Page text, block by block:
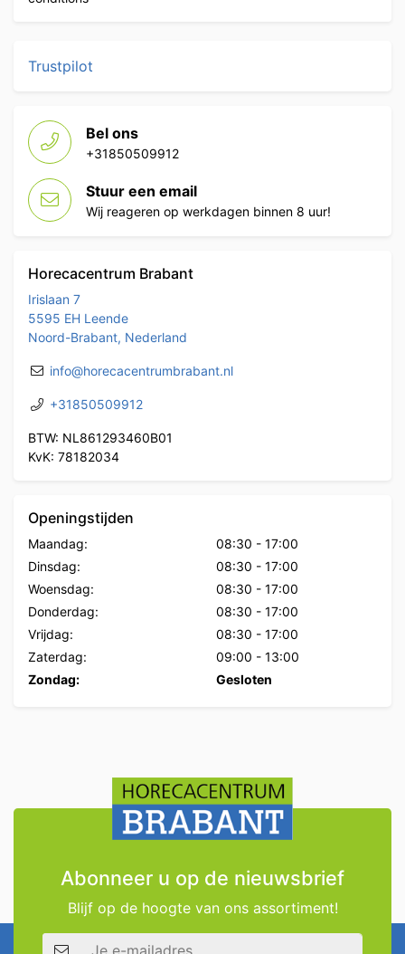
Trustpilot
Bel ons
+31850509912
Stuur een email
Wij reageren op werkdagen binnen 8 uur!
Horecacentrum Brabant
Irislaan 7
5595 EH Leende
Noord-Brabant, Nederland
info@horecacentrumbrabant.nl
+31850509912
BTW: NL861293460B01
KvK: 78182034
Openingstijden
Maandag: 08:30 - 17:00
Dinsdag:
08:30 - 17:00
Woensdag:
08:30 - 17:00
Donderdag:
08:30 - 17:00
Vrijdag:
08:30 - 17:00
Zaterdag:
09:00 - 13:00
Zondag:
Gesloten
Abonneer u op de nieuwsbrief
Blijf op de hoogte van ons assortiment!
E-mailadres